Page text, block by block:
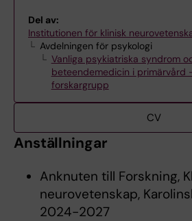
Del av:
Institutionen för klinisk
Avdelningen för psykologi
Vanliga psykiatriska syndrom
beteendemedicin i primärvård
forskargrupp
CV
Anställningar
Anknuten till Forskning,
neurovetenskap,
2024-2027